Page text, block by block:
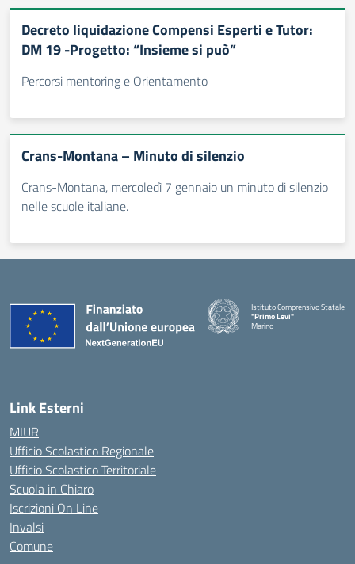
Decreto liquidazione Compensi Esperti e Tutor:
DM 19 -Progetto: “Insieme si può”
Percorsi mentoring e Orientamento
Crans-Montana – Minuto di silenzio
Crans-Montana, mercoledì 7 gennaio un minuto di silenzio
nelle scuole italiane.
Istituto Comprensivo Statale
"Primo Levi"
Marino
Link Esterni
MIUR
Ufficio Scolastico Regionale
Ufficio Scolastico Territoriale
Scuola in Chiaro
Iscrizioni On Line
Invalsi
Comune